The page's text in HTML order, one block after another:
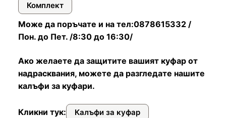
Комплект
Може да поръчате и на тел:0878615332 /
Пон. до Пет. /8:30 до 16:30/
Ако желаете да защитите вашият куфар от
надрасквания, можете да разгледате нашите
калъфи за куфари.
Кликни тук: Калъфи за куфар